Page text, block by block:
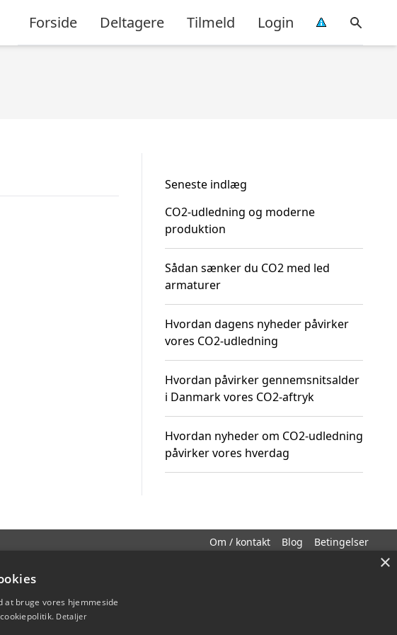
Forside Deltagere Tilmeld Login
Seneste indlæg
CO2-udledning og moderne
produktion
Sådan sænker du CO2 med led
armaturer
Hvordan dagens nyheder påvirker
vores CO2-udledning
Hvordan påvirker gennemsnitsalder
i Danmark vores CO2-aftryk
Hvordan nyheder om CO2-udledning
påvirker vores hverdag
Om / kontakt Blog Betingelser
×
at bruge vores hjemmeside
Detaljer